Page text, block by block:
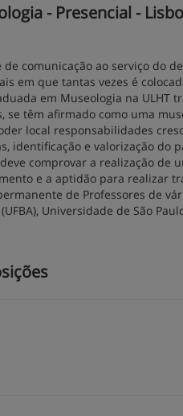
- Presencial -
comunicação ao serviço do
em que tantas vezes é
em Museologia na ULHT
têm afirmado como uma
local responsabilidades
identificação e valorização do
comprovar a realização de
e a aptidão para realizar
de Professores de
Universidade de São